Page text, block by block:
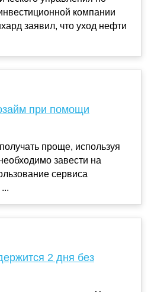
компании
заявил, что уход нефти
при помощи
проще, используя
завести на
сервиса
2 дня без